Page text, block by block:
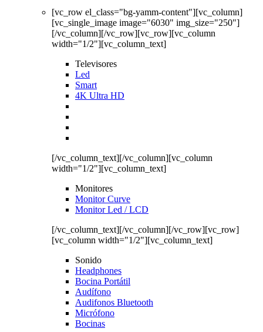
[vc_row el_class="bg-yamm-content"][vc_column]
[vc_single_image image="6030" img_size="250"]
[/vc_column][/vc_row][vc_row][vc_column
width="1/2"][vc_column_text]
Televisores
Led
Smart
4K Ultra HD
[/vc_column_text][/vc_column][vc_column
width="1/2"][vc_column_text]
Monitores
Monitor Curve
Monitor Led / LCD
[/vc_column_text][/vc_column][/vc_row][vc_row]
[vc_column width="1/2"][vc_column_text]
Sonido
Headphones
Bocina Portátil
Audífono
Audifonos Bluetooth
Micrófono
Bocinas